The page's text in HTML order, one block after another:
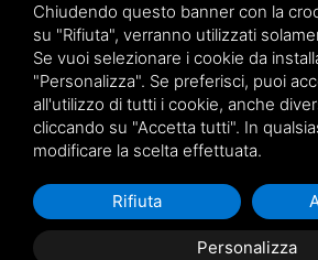
Chiudendo questo banner con la
su "Rifiuta", verranno utilizzati
Se vuoi selezionare i cookie da
"Personalizza". Se preferisci, puoi
all'utilizzo di tutti i cookie, anche
cliccando su "Accetta tutti". In
modificare la scelta effettuata.
Personalizza
Rifiuta
finanziato dall’Unione europea –
DOMANDA N. BRG0001693 - CUP
COR 22469452Privacy Policy-
Google reCAPTCHA v3,Privacy Policy
di Google.